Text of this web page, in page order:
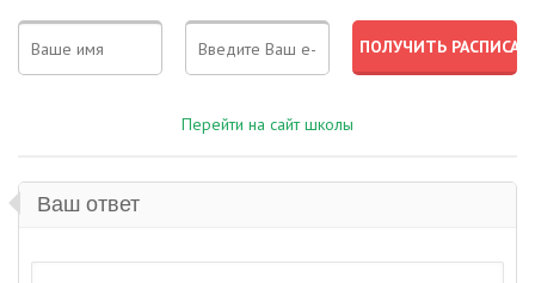
Перейти на сайт школы
Ваш ответ